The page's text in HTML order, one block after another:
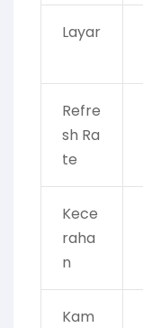
Layar
Refre
sh Ra
te
Kece
raha
n
Kam